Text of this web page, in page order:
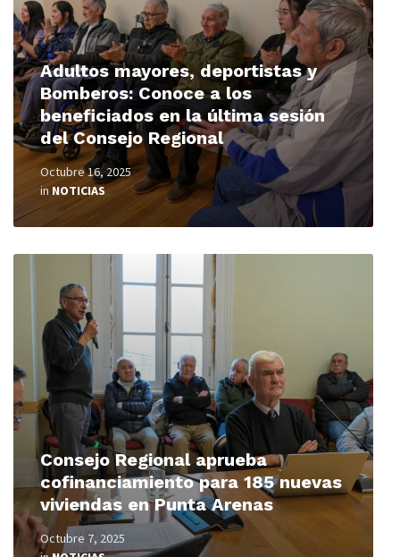
Adultos mayores, deportistas y
Bomberos: Conoce a los
beneficiados en la última sesión
del Consejo Regional
Octubre 16, 2025
in NOTICIAS
Consejo Regional aprueba
cofinanciamiento para 185 nuevas
viviendas en Punta Arenas
Octubre 7, 2025
Read